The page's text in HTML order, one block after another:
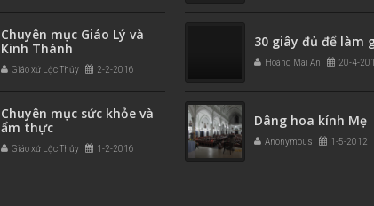
Chuyên mục Giáo Lý và
Kinh Thánh
Giáo xứ Lộc Thủy 2-2-2016
Chuyên mục sức khỏe và
ẩm thực
Giáo xứ Lộc Thủy 1-2-2016
30 giây đủ để làm
Hoàng Mai An 20-4-
Dâng hoa kính Mẹ
Anonymous 1-5-2012